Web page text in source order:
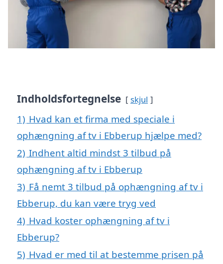
Indholdsfortegnelse skjul
1) Hvad kan et firma med speciale i
ophængning af tv i Ebberup hjælpe med?
2) Indhent altid mindst 3 tilbud på
ophængning af tv i Ebberup
3) Få nemt 3 tilbud på ophængning af tv i
Ebberup, du kan være tryg ved
4) Hvad koster ophængning af tv i
Ebberup?
5) Hvad er med til at bestemme prisen på